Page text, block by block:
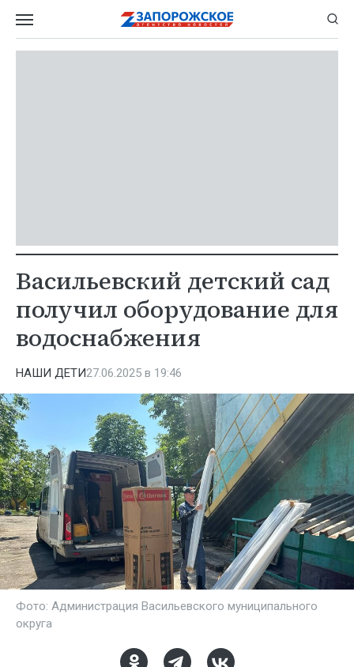
Васильевский детский сад
получил оборудование для
водоснабжения
НАШИ ДЕТИ27.06.2025 в 19:46
Фото: Администрация Васильевского муниципального
округа